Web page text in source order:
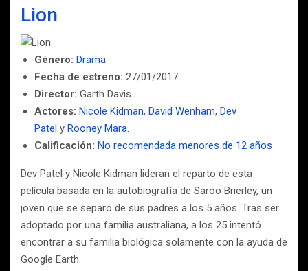
Lion
Género: Drama
Fecha de estreno: 27/01/2017
Director: Garth Davis
Actores: Nicole Kidman, David Wenham, Dev
Patel y Rooney Mara.
Calificación: No recomendada menores de 12 años
Dev Patel y Nicole Kidman lideran el reparto de esta
película basada en la autobiografía de Saroo Brierley, un
joven que se separó de sus padres a los 5 años. Tras ser
adoptado por una familia australiana, a los 25 intentó
encontrar a su familia biológica solamente con la ayuda de
Google Earth.